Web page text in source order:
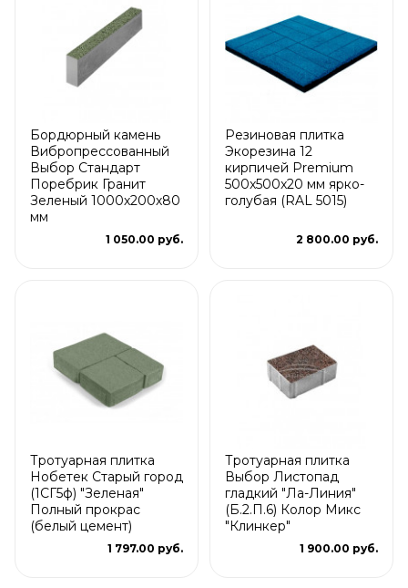
Бордюрный камень
Вибропрессованный
Выбор Стандарт
Поребрик Гранит
Зеленый 1000х200х80
мм
1 050.00 руб.
Резиновая плитка
Экорезина 12
кирпичей Premium
500x500x20 мм ярко-
голубая (RAL 5015)
2 800.00 руб.
Тротуарная плитка
Нобетек Старый город
(1СГ5ф) "Зеленая"
Полный прокрас
(белый цемент)
1 797.00 руб.
Тротуарная плитка
Выбор Листопад
гладкий "Ла-Линия"
(Б.2.П.6) Колор Микс
"Клинкер"
1 900.00 руб.